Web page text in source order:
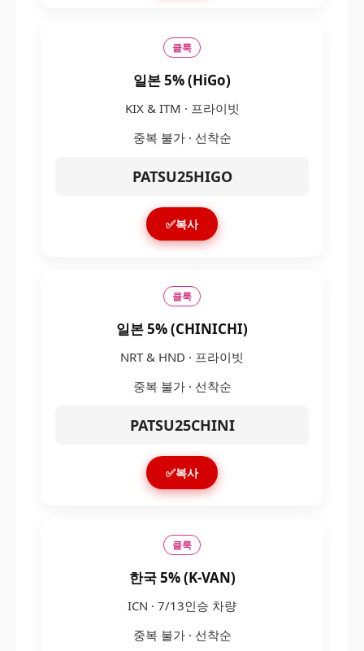
클룩
일본 5% (HiGo)
KIX & ITM · 프라이빗
중복 불가 · 선착순
PATSU25HIGO
✅복사
클룩
일본 5% (CHINICHI)
NRT & HND · 프라이빗
중복 불가 · 선착순
PATSU25CHINI
✅복사
클룩
한국 5% (K-VAN)
ICN · 7/13인승 차량
중복 불가 · 선착순